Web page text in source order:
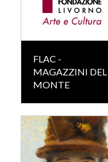
FLAC -
MAGAZZINI DEL
MONTE